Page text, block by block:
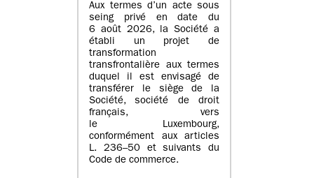
Aux termes d’un acte sous
seing privé en date du
6 août 2026, la Société a
établi un projet de
transformation
transfrontalière aux termes
duquel il est envisagé de
transférer le siège de la
Société, société de droit
français, vers
le Luxembourg,
conformément aux articles
L. 236–50 et suivants du
Code de commerce.